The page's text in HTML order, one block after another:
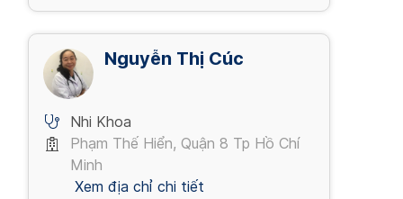
Nguyễn Thị Cúc
Nhi Khoa
Phạm Thế Hiển, Quận 8 Tp Hồ Chí
Minh
Xem địa chỉ chi tiết